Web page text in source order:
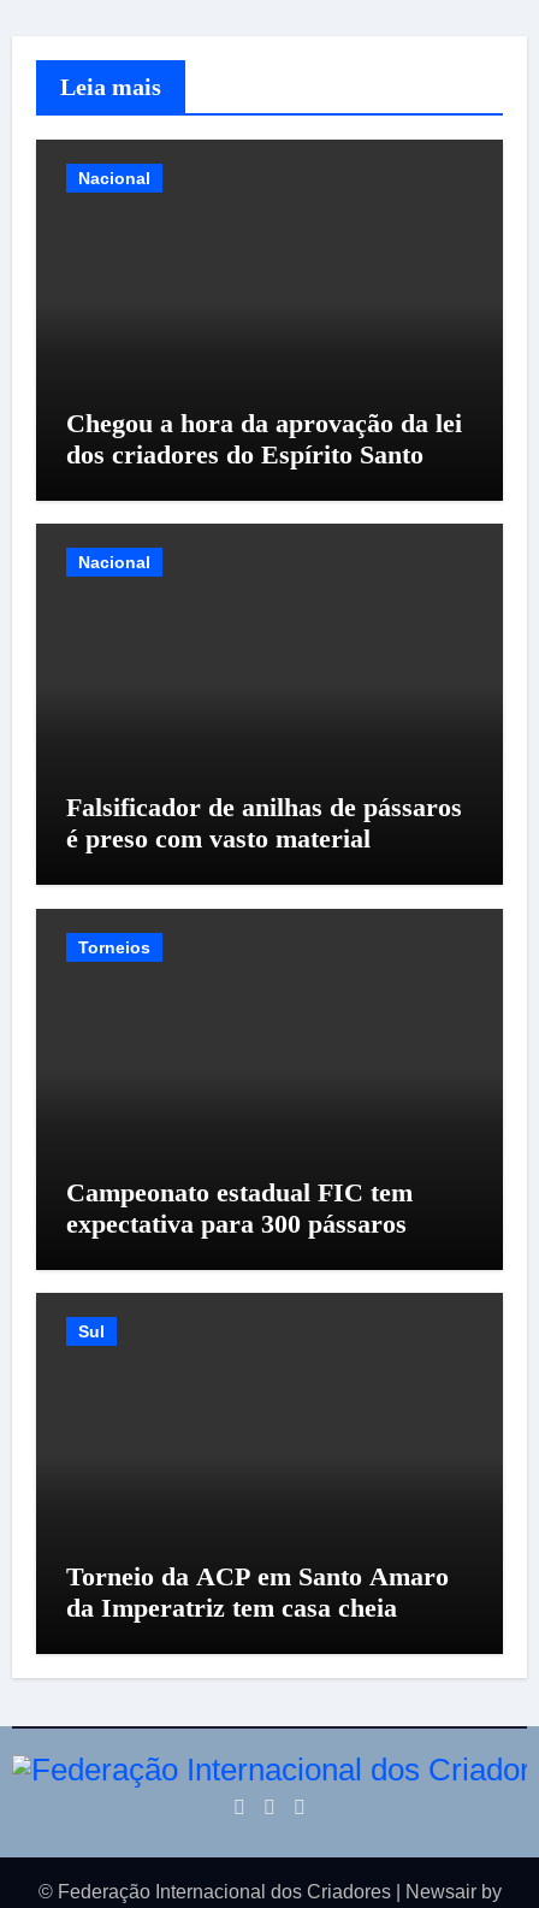
Leia mais
Nacional
Chegou a hora da aprovação da lei
dos criadores do Espírito Santo
Nacional
Falsificador de anilhas de pássaros
é preso com vasto material
Torneios
Campeonato estadual FIC tem
expectativa para 300 pássaros
Sul
Torneio da ACP em Santo Amaro
da Imperatriz tem casa cheia
© Federação Internacional dos Criadores Newsairby